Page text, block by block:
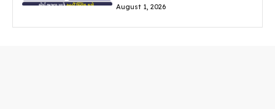
August 1, 2026